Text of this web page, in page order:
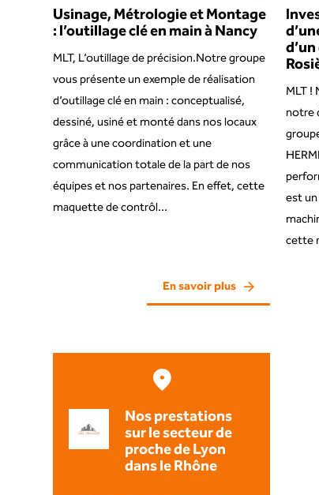
Usinage, Métrologie et Montage
: l’outillage clé en main à Nancy
MLT, L’outillage de précision.Notre groupe
vous présente un exemple de réalisation
d’outillage clé en main : conceptualisé,
dessiné, usiné et monté dans nos locaux
grâce à une coordination et une
communication totale de la part de nos
équipes et nos partenaires. En effet, cette
maquette de contrôl...
En savoir plus
MLT !
notre
est
cette
Nos prestations
sur le secteur de
proche de Lyon
dans le Rhône